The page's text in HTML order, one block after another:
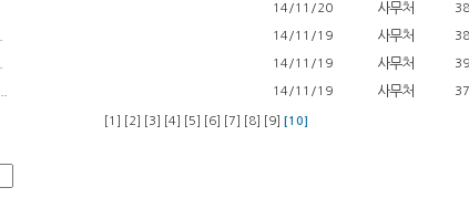
14/11/20 사무처
14/11/19 사무처
14/11/19 사무처
14/11/19 사무처
[1] [2] [3] [4] [5] [6] [7] [8] [9] [10]